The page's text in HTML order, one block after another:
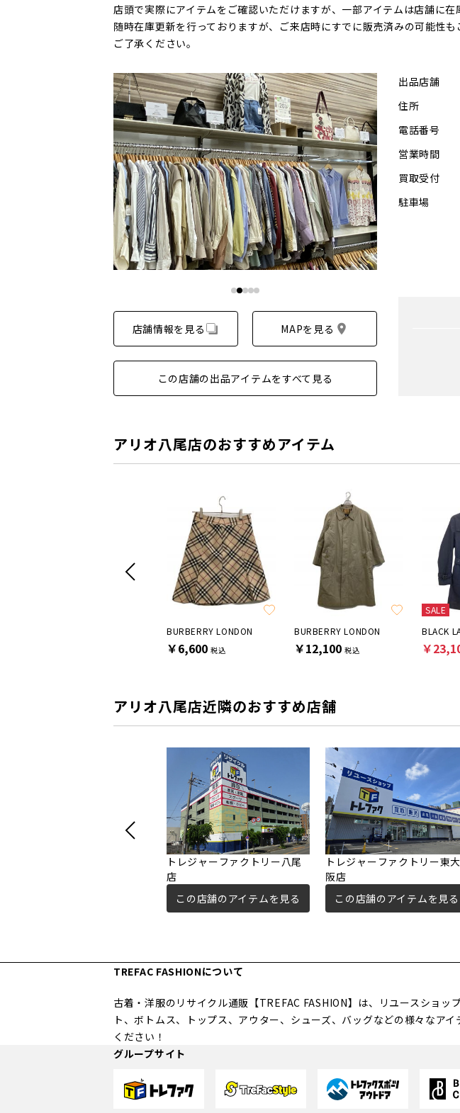
店頭で実際にアイテムをご確認いただけますが、一部アイテムは店舗に
随時在庫更新を行っておりますが、ご来店時にすでに販売済みの可能性
ご了承ください。
店舗情報を見る MAPを見る
この店舗の出品アイテムをすべて見る
出品店舗
住所
電話番号
営業時間
買取受付
駐車場
アリオ八尾店のおすすめアイテム
BURBERRY LONDON
￥6,600 税込
BURBERRY LONDON
￥12,100 税込
SALE
￥
アリオ八尾店近隣のおすすめ店舗
トレジャーファクトリー八尾
店
この店舗のアイテムを見る
トレジャーファクトリー東大
阪店
この店舗のアイテムを見る
TREFAC FASHIONについて
古着・洋服のリサイクル通販【TREFAC FASHION】は、リユースショ
ト、ボトムス、トップス、アウター、シューズ、バッグなどの様々なア
ください！
グループサイト